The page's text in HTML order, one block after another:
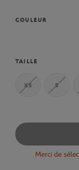
COULEUR
TAILLE
XS S
Merci de